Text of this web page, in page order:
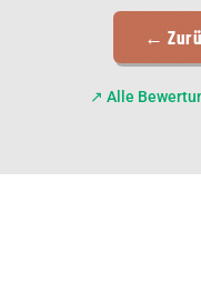
←
↗ Alle